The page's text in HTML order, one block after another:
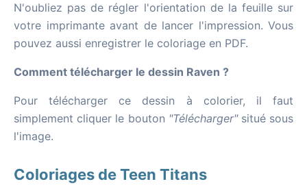
N'oubliez pas de régler l'orientation de la feuille sur
votre imprimante avant de lancer l'impression. Vous
pouvez aussi enregistrer le coloriage en PDF.
Comment télécharger le dessin Raven ?
Pour télécharger ce dessin à colorier, il faut
simplement cliquer le bouton "Télécharger"situé sous
l'image.
Coloriages de Teen Titans